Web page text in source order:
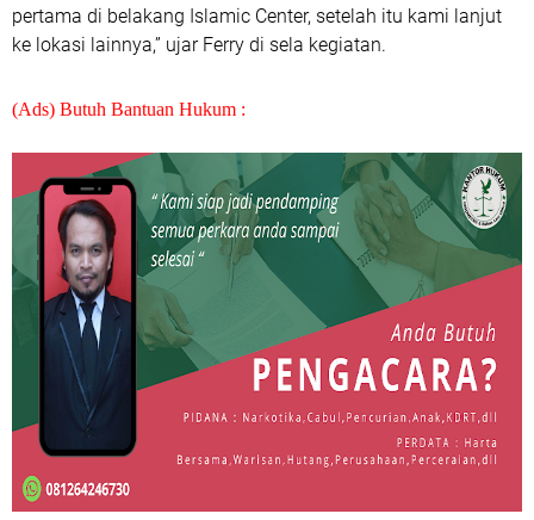
pertama di belakang Islamic Center, setelah itu kami lanjut
ke lokasi lainnya,” ujar Ferry di sela kegiatan.
(Ads) Butuh Bantuan Hukum :